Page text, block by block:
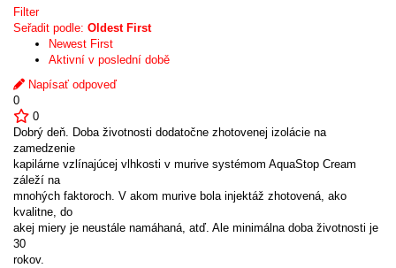
Filter
Seřadit podle: Oldest First
Newest First
Aktivní v poslední době
Napísať odpoveď
0
0
Dobrý deň. Doba životnosti dodatočne zhotovenej izolácie na
zamedzenie
kapilárne vzlínajúcej vlhkosti v murive systémom AquaStop Cream
záleží na
mnohých faktoroch. V akom murive bola injektáž zhotovená, ako
kvalitne, do
akej miery je neustále namáhaná, atď. Ale minimálna doba životnosti je
30
rokov.